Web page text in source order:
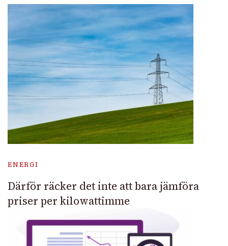
ENERGI
Därför räcker det inte att bara jämföra
priser per kilowattimme